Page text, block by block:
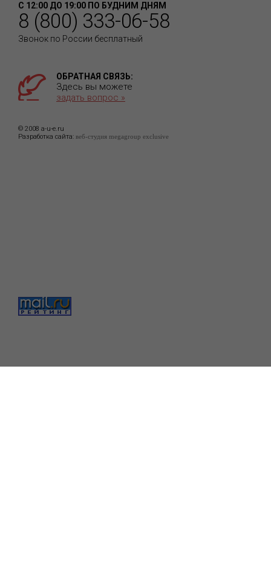
С 12:00 ДО 19:00 ПО БУДНИМ ДНЯМ
8 (800) 333-06-58
Звонок по России бесплатный
ОБРАТНАЯ СВЯЗЬ:
Здесь вы можете
задать вопрос »
© 2008 a-u-e.ru
Разработка сайта: веб-студия megagroup exclusive